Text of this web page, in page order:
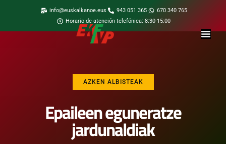
info@euskalkanoe.eus 943 051 365
670 340 765
Horario de atención telefónica: 8:30-15:00
AZKEN ALBISTEAK
Epaileen eguneratze
jardunaldiak